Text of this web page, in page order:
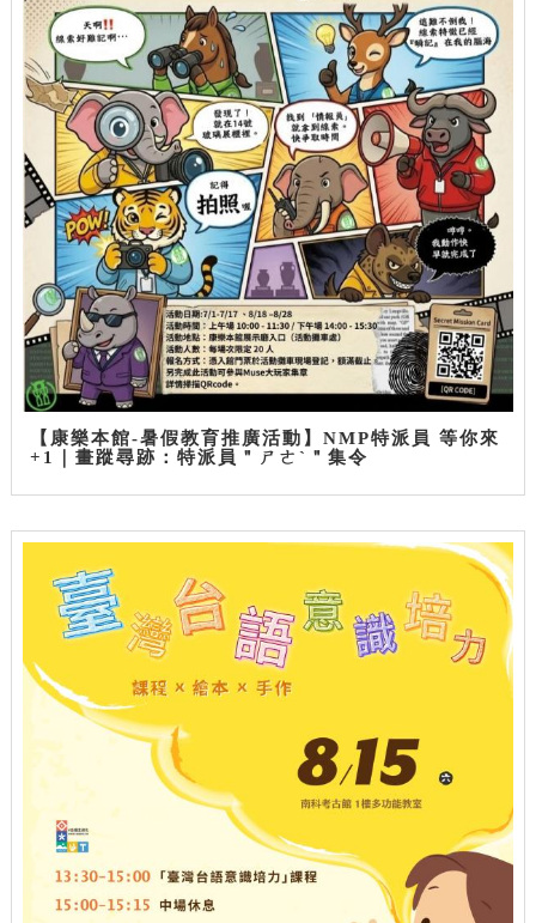
【康樂本館-暑假教育推廣活動】NMP特派員 等你來
+1｜畫蹤尋跡：特派員＂ㄕㄜˋ＂集令